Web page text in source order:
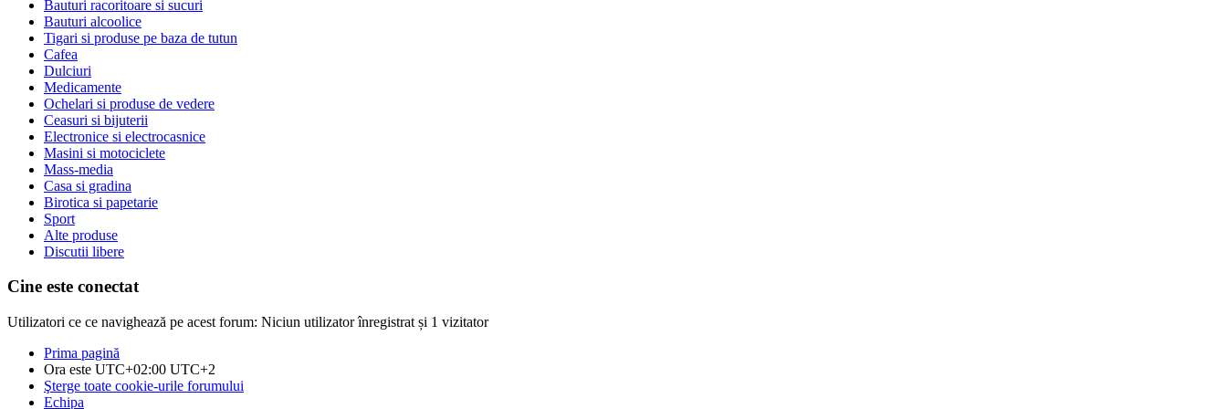
Bauturi racoritoare si sucuri
Bauturi alcoolice
Tigari si produse pe baza de tutun
Cafea
Dulciuri
Medicamente
Ochelari si produse de vedere
Ceasuri si bijuterii
Electronice si electrocasnice
Masini si motociclete
Mass-media
Casa si gradina
Birotica si papetarie
Sport
Alte produse
Discutii libere
Cine este conectat
Utilizatori ce ce navighează pe acest forum: Niciun utilizator înregistrat și 1 vizitator
Prima pagină
Ora este UTC+02:00 UTC+2
Şterge toate cookie-urile forumului
Echipa